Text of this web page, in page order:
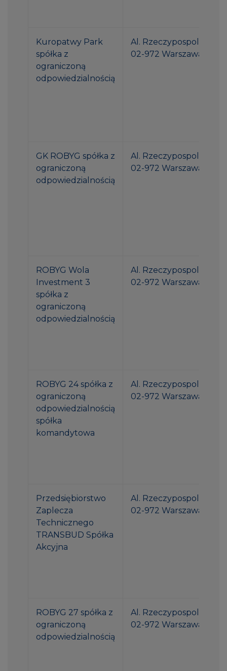
Kuropatwy Park
spółka z
ograniczoną
odpowiedzialnością
Al. Rzeczypospolitej 1
02-972 Warszawa
GK ROBYG spółka z
ograniczoną
odpowiedzialnością
Al. Rzeczypospolitej 1
02-972 Warszawa
ROBYG Wola
Investment 3
spółka z
ograniczoną
odpowiedzialnością
Al. Rzeczypospolitej 1
02-972 Warszawa
ROBYG 24 spółka z
ograniczoną
odpowiedzialnością
spółka
komandytowa
Al. Rzeczypospolitej 1
02-972 Warszawa
Przedsiębiorstwo
Zaplecza
Technicznego
TRANSBUD Spółka
Akcyjna
Al. Rzeczypospolitej 1
02-972 Warszawa
ROBYG 27 spółka z
ograniczoną
odpowiedzialnością
Al. Rzeczypospolitej 1
02-972 Warszawa